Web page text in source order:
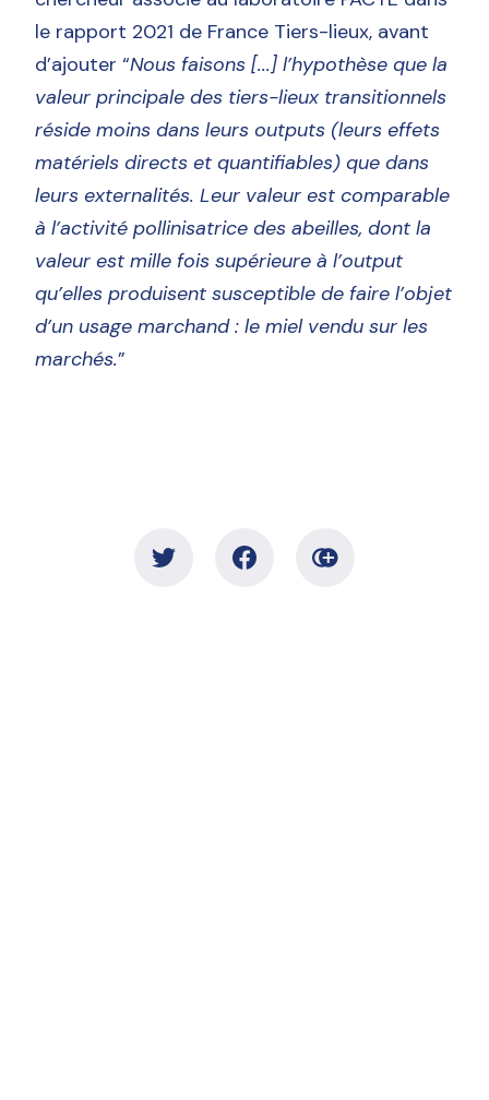
le rapport 2021 de France Tiers-lieux, avant
d’ajouter “Nous faisons [...] l’hypothèse que la
valeur principale des tiers-lieux transitionnels
réside moins dans leurs outputs (leurs effets
matériels directs et quantifiables) que dans
leurs externalités. Leur valeur est comparable
à l’activité pollinisatrice des abeilles, dont la
valeur est mille fois supérieure à l’output
qu’elles produisent susceptible de faire l’objet
d’un usage marchand : le miel vendu sur les
marchés.”